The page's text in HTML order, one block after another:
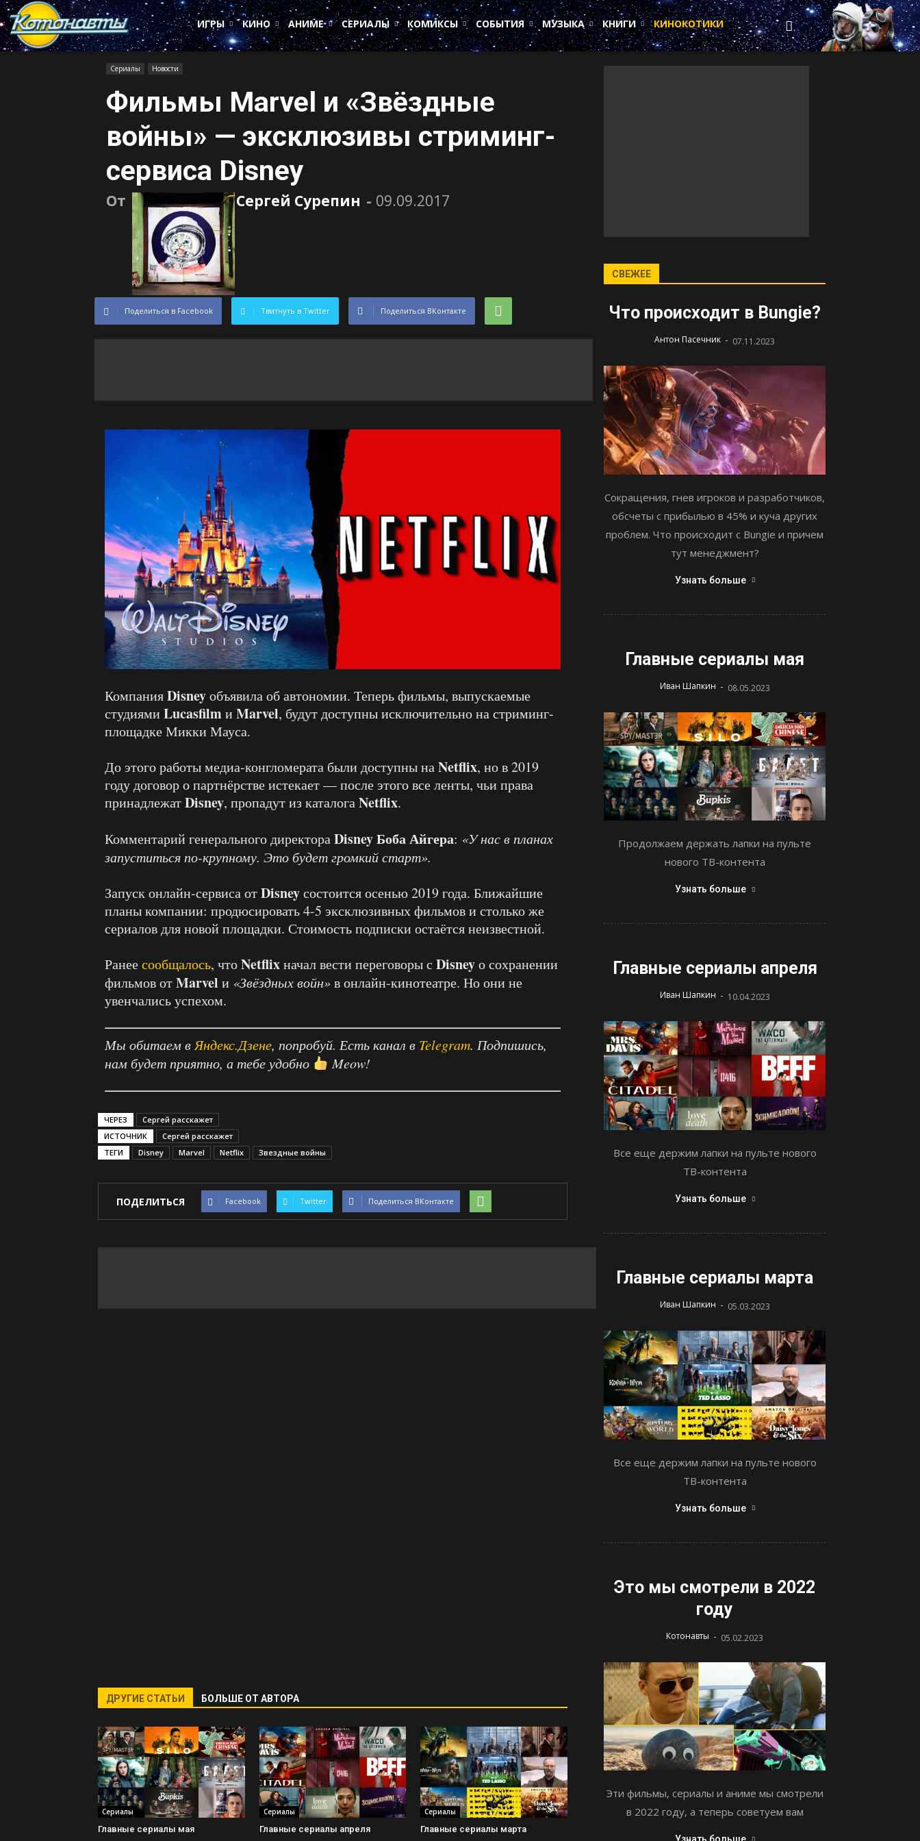
Котонавты
ИГРЫ
КИНО АНИМЕ СЕРИАЛЫ КОМИКСЫ СОБЫТИЯ МУЗЫКА КНИГИ КИНОКОТИКИ
Сериалы Новости
Фильмы Marvel и «Звёздные
войны» — эксклюзивы стриминг-
сервиса Disney
От Сергей Сурепин - 09.09.2017
Поделиться в Facebook Твитнуть в Twitter Поделиться ВКонтакте
КомпанияDisneyобъявила об автономии. Теперь фильмы, выпускаемые
студиями Lucasfilmи Marvel, будут доступны исключительно на стриминг-
площадке Микки Мауса.
До этого работы медиа-конгломерата были доступны наNetflix, но в 2019
году договор о партнёрстве истекает — после этого все ленты, чьи права
принадлежатDisney, пропадут из каталогаNetflix.
Комментарий генерального директораDisney Боба Айгера: «У нас в планах
запуститься по-крупному. Это будет громкий старт».
Запуск онлайн-сервиса отDisneyсостоится осенью 2019 года. Ближайшие
планы компании: продюсировать 4-5 эксклюзивных фильмов и столько же
сериалов для новой площадки. Стоимость подписки остаётся неизвестной.
Ранеесообщалось, чтоNetflixначал вести переговоры с Disneyо сохранении
фильмов отMarvel и «Звёздных войн»в онлайн-кинотеатре. Но они не
увенчались успехом.
Мы обитаем вЯндекс.Дзене, попробуй. Есть канал в Telegram. Подпишись,
нам будет приятно, а тебе удобно
Meow!
ЧЕРЕЗ
Сергей расскажет
ИСТОЧНИК
Сергей расскажет
ТЕГИ
Disney Marvel Netflix Звездные войны
ПОДЕЛИТЬСЯ Facebook Twitter Поделиться ВКонтакте
ДРУГИЕ СТАТЬИ БОЛЬШЕ ОТ АВТОРА
Сериалы
Главные сериалы мая
Сериалы
Главные сериалы апреля
Сериалы
Главные сериалы марта
СВЕЖЕЕ
Что происходит в Bungie?
Антон Пасечник - 07.11.2023
Сокращения, гнев игроков и разработчиков,
обсчеты с прибылью в 45% и куча других
проблем. Что происходит с Bungie и причем
тут менеджмент?
Узнать больше
Главные сериалы мая
Иван Шапкин - 08.05.2023
Продолжаем держать лапки на пульте
нового ТВ-контента
Узнать больше
Главные сериалы апреля
Иван Шапкин - 10.04.2023
Все еще держим лапки на пульте нового
ТВ-контента
Узнать больше
Главные сериалы марта
Иван Шапкин - 05.03.2023
Все еще держим лапки на пульте нового
ТВ-контента
Узнать больше
Это мы смотрели в 2022
году
Котонавты - 05.02.2023
Эти фильмы, сериалы и аниме мы смотрели
в 2022 году, а теперь советуем вам